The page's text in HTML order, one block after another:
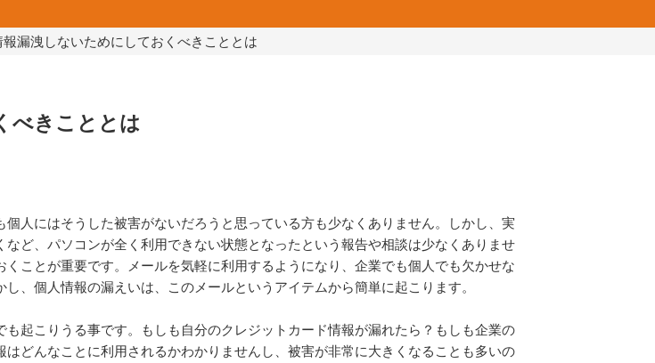
報漏洩しないためにしておくべきこととは
べきこととは
人にはそうした被害がないだろうと思っている方も少なくありません。しかし、実
ど、パソコンが全く利用できない状態となったという報告や相談は少なくありませ
ことが重要です。メールを気軽に利用するようになり、企業でも個人でも欠かせな
、個人情報の漏えいは、このメールというアイテムから簡単に起こります。
起こりうる事です。もしも自分のクレジットカード情報が漏れたら？もしも企業の
どんなことに利用されるかわかりませんし、被害が非常に大きくなることも多いの